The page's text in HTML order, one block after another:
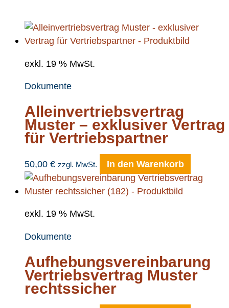
exkl. 19 % MwSt.
Dokumente
Alleinvertriebsvertrag
Muster – exklusiver Vertrag
für Vertriebspartner
50,00 € zzgl. MwSt. In den Warenkorb
exkl. 19 % MwSt.
Dokumente
Aufhebungsvereinbarung
Vertriebsvertrag Muster
rechtssicher